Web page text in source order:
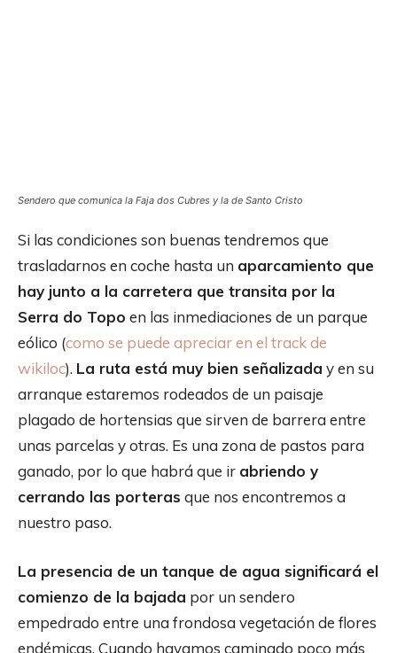
Sendero que comunica la Faja dos Cubres y la de Santo Cristo
Si las condiciones son buenas tendremos que
trasladarnos en coche hasta un aparcamiento que
hay junto a la carretera que transita por la
Serra do Topo en las inmediaciones de un parque
eólico (como se puede apreciar en el track de
wikiloc). La ruta está muy bien señalizada y en su
arranque estaremos rodeados de un paisaje
plagado de hortensias que sirven de barrera entre
unas parcelas y otras. Es una zona de pastos para
ganado, por lo que habrá que ir abriendo y
cerrando las porteras que nos encontremos a
nuestro paso.
La presencia de un tanque de agua significará el
comienzo de la bajada por un sendero
empedrado entre una frondosa vegetación de flores
endémicas. Cuando hayamos caminado poco más